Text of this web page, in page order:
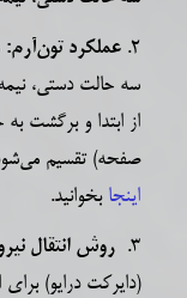
2. عملکرد تون‌آرم:
سه حالت دستی،
از ابتدا و برگشت
صفحه) تقسیم
اینجا بخوانید.
3. روش انتقال
(دایرکت درایو) برای